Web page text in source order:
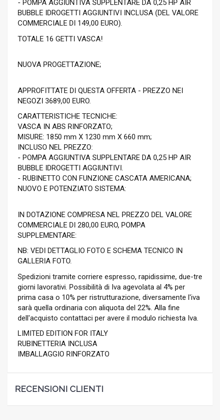
- POMPA AGGIUNTIVA SUPPLENTARE DA 0,25 HP AIR
BUBBLE IDROGETTI AGGIUNTIVI INCLUSA (DEL VALORE
COMMERCIALE DI 149,00 EURO).
TOTALE 16 GETTI VASCA!
NUOVA PROGETTAZIONE;
APPROFITTATE DI QUESTA OFFERTA - PREZZO NEI
NEGOZI 3689,00 EURO.
CARATTERISTICHE TECNICHE:
VASCA IN ABS RINFORZATO;
MISURE: 1850 mm X 1230 mm X 660 mm;
INCLUSO NEL PREZZO:
- POMPA AGGIUNTIVA SUPPLENTARE DA 0,25 HP AIR
BUBBLE IDROGETTI AGGIUNTIVI.
- RUBINETTO CON FUNZIONE CASCATA AMERICANA;
NUOVO E POTENZIATO SISTEMA:
IN DOTAZIONE COMPRESA NEL PREZZO DEL VALORE
COMMERCIALE DI 280,00 EURO, POMPA
SUPPLEMENTARE:
NB: VEDI DETTAGLIO FOTO E SCHEMA TECNICO IN
GALLERIA FOTO.
Spedizioni tramite corriere espresso, rapidissime, due-tre
giorni lavorativi. Possibilità di Iva agevolata al 4% per
prima casa o 10% per ristrutturazione, diversamente l'iva
sarà quella ordinaria con aliquota del 22%. Alla fine
dell'acquisto contattaci per avere il modulo richiesta Iva.
LIMITED EDITION FOR ITALY
RUBINETTERIA INCLUSA
IMBALLAGGIO RINFORZATO
RECENSIONI CLIENTI